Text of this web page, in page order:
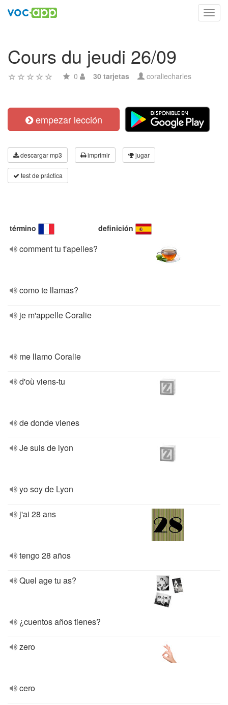
Cours du jeudi 26/09
0 30 tarjetas coraliecharles
empezar lección
descargar mp3 imprimir jugar
test de práctica
término definición
comment tu t'apelles?
como te llamas?
je m'appelle Coralie
me llamo Coralie
d'où viens-tu
de donde vienes
Je suis de lyon
yo soy de Lyon
j'ai 28 ans
tengo 28 años
Quel age tu as?
¿cuentos años tienes?
zero
cero